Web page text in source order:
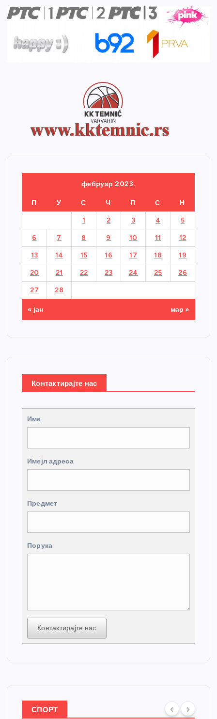
фебруар 2023.
П У С Ч П С Н
1 2 3 4 5
6 7 8 9 10 11 12
13 14 15 16 17 18 19
20 21 22 23 24 25 26
27 28
« јан мар »
Контактирајте нас
Име
Имејл адреса
Предмет
Порука
Контактирајте нас
СПОРТ